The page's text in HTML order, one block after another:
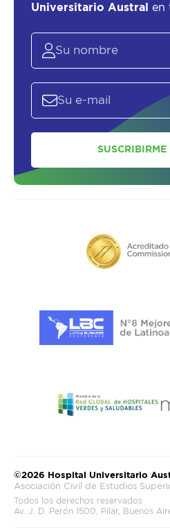
ASESORATE
SALUD
Universitario Austral
en
SUSCRIBIRME
©2026 Hospital Universitario
Asociación Civil de Estudios
Todos los derechos reservados
Av. J. D. Perón 1500, Pilar, Buenos